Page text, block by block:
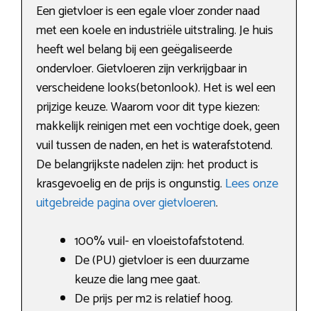
Een gietvloer is een egale vloer zonder naad
met een koele en industriële uitstraling. Je huis
heeft wel belang bij een geëgaliseerde
ondervloer. Gietvloeren zijn verkrijgbaar in
verscheidene looks(betonlook). Het is wel een
prijzige keuze. Waarom voor dit type kiezen:
makkelijk reinigen met een vochtige doek, geen
vuil tussen de naden, en het is waterafstotend.
De belangrijkste nadelen zijn: het product is
krasgevoelig en de prijs is ongunstig. Lees onze
uitgebreide pagina over gietvloeren.
100% vuil- en vloeistofafstotend.
De (PU) gietvloer is een duurzame
keuze die lang mee gaat.
De prijs per m2 is relatief hoog.